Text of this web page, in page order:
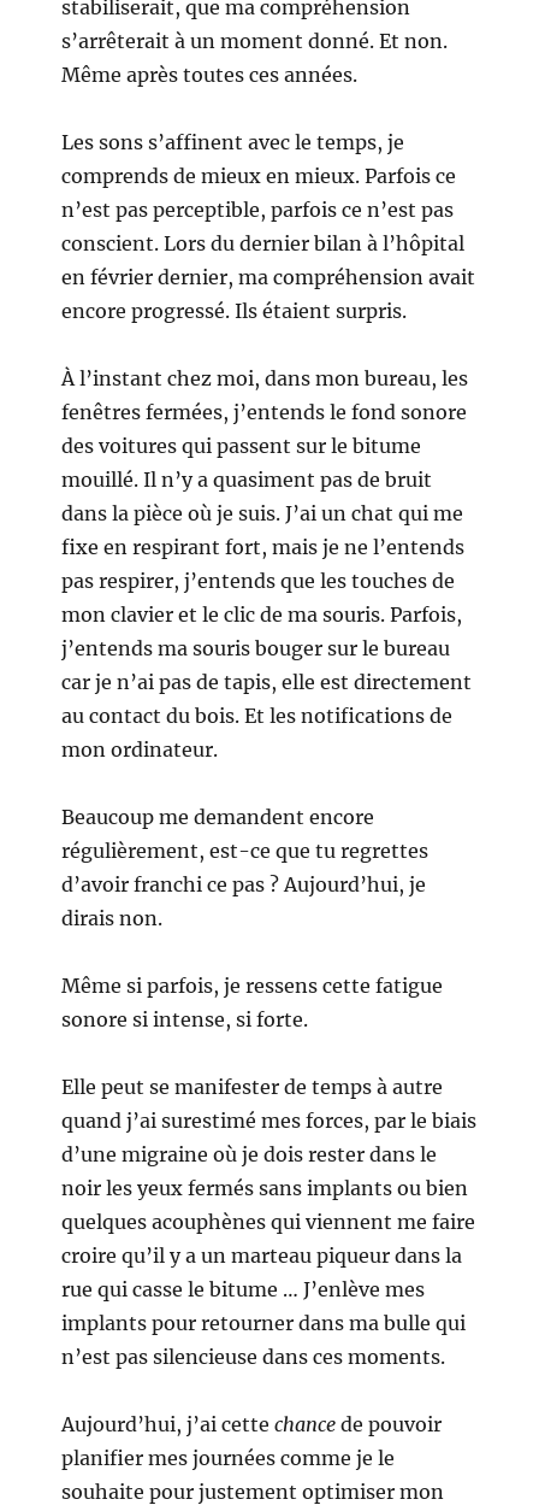
stabiliserait, que ma compréhension
s’arrêterait à un moment donné. Et non.
Même après toutes ces années.
Les sons s’affinent avec le temps, je
comprends de mieux en mieux. Parfois ce
n’est pas perceptible, parfois ce n’est pas
conscient. Lors du dernier bilan à l’hôpital
en février dernier, ma compréhension avait
encore progressé. Ils étaient surpris.
À l’instant chez moi, dans mon bureau, les
fenêtres fermées, j’entends le fond sonore
des voitures qui passent sur le bitume
mouillé. Il n’y a quasiment pas de bruit
dans la pièce où je suis. J’ai un chat qui me
fixe en respirant fort, mais je ne l’entends
pas respirer, j’entends que les touches de
mon clavier et le clic de ma souris. Parfois,
j’entends ma souris bouger sur le bureau
car je n’ai pas de tapis, elle est directement
au contact du bois. Et les notifications de
mon ordinateur.
Beaucoup me demandent encore
régulièrement, est-ce que tu regrettes
d’avoir franchi ce pas ? Aujourd’hui, je
dirais non.
Même si parfois, je ressens cette fatigue
sonore si intense, si forte.
Elle peut se manifester de temps à autre
quand j’ai surestimé mes forces, par le biais
d’une migraine où je dois rester dans le
noir les yeux fermés sans implants ou bien
quelques acouphènes qui viennent me faire
croire qu’il y a un marteau piqueur dans la
rue qui casse le bitume … J’enlève mes
implants pour retourner dans ma bulle qui
n’est pas silencieuse dans ces moments.
Aujourd’hui, j’ai cettechance de pouvoir
planifier mes journées comme je le
souhaite pour justement optimiser mon